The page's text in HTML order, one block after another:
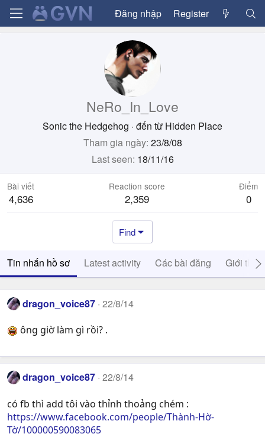
Đăng nhập Register
NeRo_In_Love
Sonic the Hedgehog · đến từ Hidden Place
Tham gia ngày 23/8/08
Last seen 18/11/16
Bài viết
4,636
Reaction score
2,359
Điểm
0
Find
Tin nhắn hồ sơ Latest activity Các bài đăng Giới thiệu
dragon_voice87 22/8/14
ông giờ làm gì rồi? .
dragon_voice87 22/8/14
có fb thì add tôi vào thỉnh thoảng chém :
https://www.facebook.com/people/Thành-Hờ-
Tờ/100000590083065